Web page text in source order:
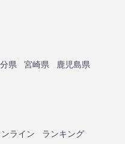
県 宮崎県
鹿児島県
ライン ランキング